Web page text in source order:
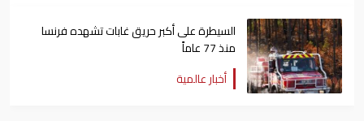
السيطرة على أكبر حريق غابات تشهده فرنسا
منذ 77 عاماً
أخبار عالمية